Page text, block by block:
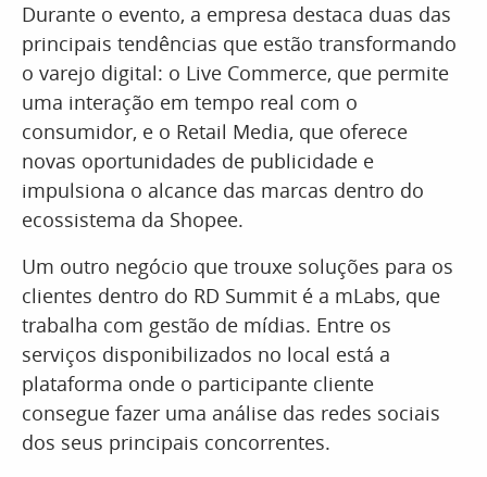
Durante o evento, a empresa destaca duas das
principais tendências que estão transformando
o varejo digital: o Live Commerce, que permite
uma interação em tempo real com o
consumidor, e o Retail Media, que oferece
novas oportunidades de publicidade e
impulsiona o alcance das marcas dentro do
ecossistema da Shopee.
Um outro negócio que trouxe soluções para os
clientes dentro do RD Summit é a mLabs, que
trabalha com gestão de mídias. Entre os
serviços disponibilizados no local está a
plataforma onde o participante cliente
consegue fazer uma análise das redes sociais
dos seus principais concorrentes.